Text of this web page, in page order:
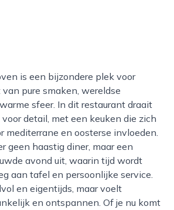
pure smaken, wereldse
sfeer. In dit restaurant draait
detail, met een keuken die zich
mediterrane en oosterse invloeden.
geen haastig diner, maar een
avond uit, waarin tijd wordt
aan tafel en persoonlijke service.
en eigentijds, maar voelt
en ontspannen. Of je nu komt